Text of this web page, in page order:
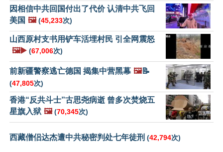
因相信中共回国付出了代价 认清中共飞回
美国 🖼️ (45,233次)
山西原村支书用铲车活埋村民 引全网震怒
🖼️▶️ (67,006次)
前新疆警察逃亡德国 揭集中营黑幕 🖼️📝
(47,805次)
香港“反共斗士”古思尧病逝 曾多次焚烧五
星旗入狱 🖼️ (70,345次)
西藏僧侣达杰遭中共秘密判处七年徒刑 (42,794次)